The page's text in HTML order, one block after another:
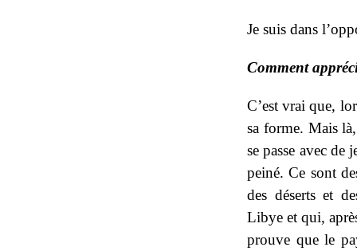
Je suis dans
Comment
C’est vrai que,
sa forme. Mais
se passe avec de
peiné. Ce sont
des déserts et
Libye et qui,
prouve que le